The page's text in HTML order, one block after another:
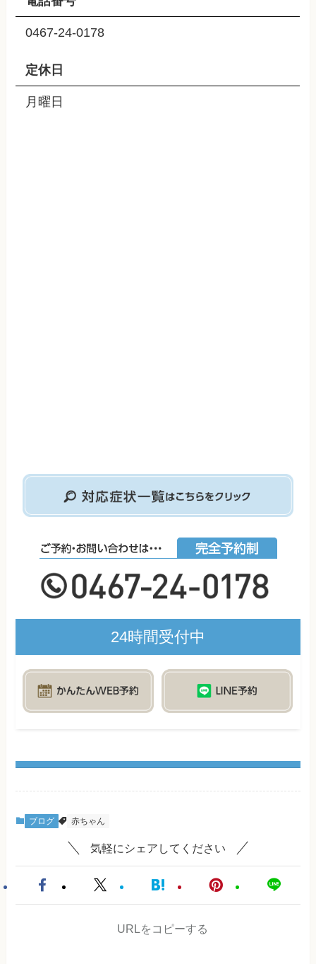
0467-24-0178
定休日
月曜日
24時間受付中
ブログ 赤ちゃん
気軽にシェアしてください
URLをコピーする